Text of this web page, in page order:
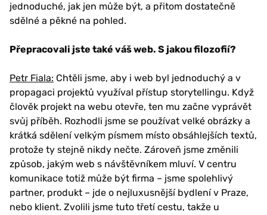
jednoduché, jak jen může být, a přitom dostatečně
sdělné a pěkné na pohled.
Přepracovali jste také váš web. S jakou filozofií?
Petr Fiala: Chtěli jsme, aby i web byl jednoduchý a v
propagaci projektů využíval přístup storytellingu. Když
člověk projekt na webu otevře, ten mu začne vyprávět
svůj příběh. Rozhodli jsme se používat velké obrázky a
krátká sdělení velkým písmem místo obsáhlejších textů,
protože ty stejně nikdy nečte. Zároveň jsme změnili
způsob, jakým web s návštěvníkem mluví. V centru
komunikace totiž může být firma – jsme spolehlivý
partner, produkt – jde o nejluxusnější bydlení v Praze,
nebo klient. Zvolili jsme tuto třetí cestu, takže u